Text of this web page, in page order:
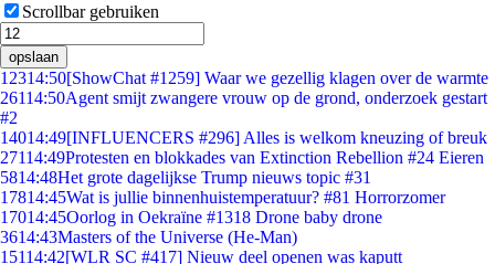
Scrollbar gebruiken
opslaan
12314:50[ShowChat #1259] Waar we gezellig klagen over de warmte
26114:50Agent smijt zwangere vrouw op de grond, onderzoek gestart
#2
14014:49[INFLUENCERS #296] Alles is welkom kneuzing of breuk
27114:49Protesten en blokkades van Extinction Rebellion #24 Eieren
5814:48Het grote dagelijkse Trump nieuws topic #31
17814:45Wat is jullie binnenhuistemperatuur? #81 Horrorzomer
17014:45Oorlog in Oekraïne #1318 Drone baby drone
3614:43Masters of the Universe (He-Man)
15114:42[WLR SC #417] Nieuw deel openen was kaputt